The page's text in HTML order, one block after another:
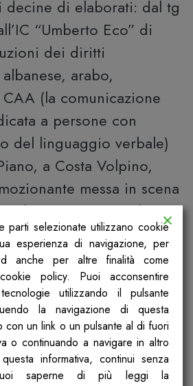
decine di elaborati: dal tg
“Umberto Eco” di
dei diritti
arabo,
(la comunicazione
a persone con
del linguaggio verbale)
a Costa Volpino,
messa in scena
dei giovanissimi alunni
della terza elementare di
provincia di Mantova.
dei numerosi spunti
del suffragio femminile e
Madri Costituenti, tra le
e condivise.
parti selezionate utilizzano cookie
esperienza di navigazione, per
anche per altre finalità come
policy. Puoi acconsentire
utilizzando il pulsante
la navigazione di questa
con un link o un pulsante al di fuori
o continuando a navigare in altro
informativa, continui senza
saperne di più leggi la